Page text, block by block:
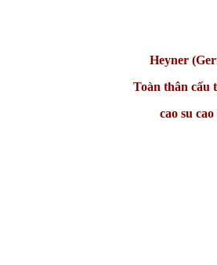
Heyner
Toàn thân cấu
cao su cao